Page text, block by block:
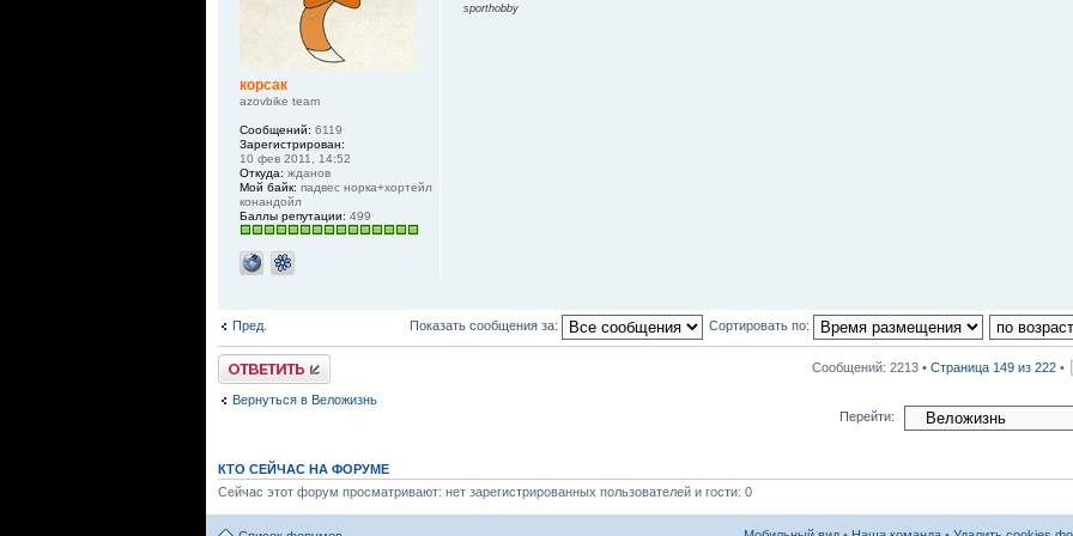
sporthobby
корсак
azovbike team
Сообщений: 6119
Зарегистрирован:
10 фев 2011, 14:52
Откуда: жданов
Мой байк: падвес норка+хортейл
конандойл
Баллы репутации: 499
Пред. Показать сообщения за: Сортировать по:
Ответить Сообщений: 2213 • Страница 149 из 222 •
Вернуться в Веложизнь
Перейти:
КТО СЕЙЧАС НА ФОРУМЕ
Сейчас этот форум просматривают: нет зарегистрированных пользователей и гости: 0